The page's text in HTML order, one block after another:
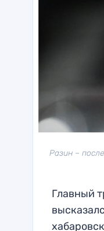
Разин –
Главный